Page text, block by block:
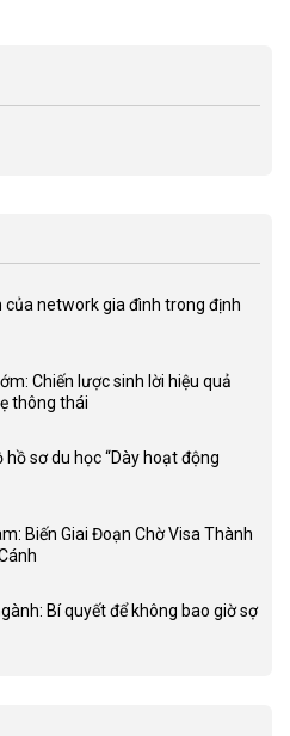
của network gia đình trong định
Chiến lược sinh lời hiệu quả
thông thái
sơ du học “Dày hoạt động
Biến Giai Đoạn Chờ Visa Thành
Bí quyết để không bao giờ sợ